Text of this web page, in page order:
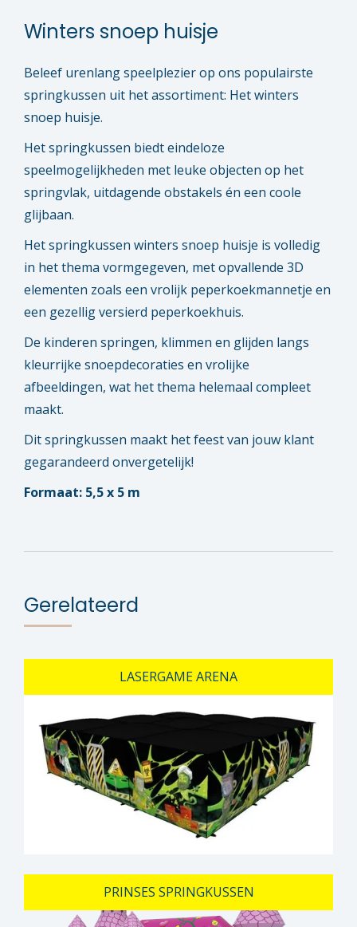
Winters snoep huisje
Beleef urenlang speelplezier op ons populairste
springkussen uit het assortiment: Het winters
snoep huisje.
Het springkussen biedt eindeloze
speelmogelijkheden met leuke objecten op het
springvlak, uitdagende obstakels én een coole
glijbaan.
Het springkussen winters snoep huisje is volledig
in het thema vormgegeven, met opvallende 3D
elementen zoals een vrolijk peperkoekmannetje en
een gezellig versierd peperkoekhuis.
De kinderen springen, klimmen en glijden langs
kleurrijke snoepdecoraties en vrolijke
afbeeldingen, wat het thema helemaal compleet
maakt.
Dit springkussen maakt het feest van jouw klant
gegarandeerd onvergetelijk!
Formaat: 5,5 x 5 m
Gerelateerd
LASERGAME ARENA
PRINSES SPRINGKUSSEN